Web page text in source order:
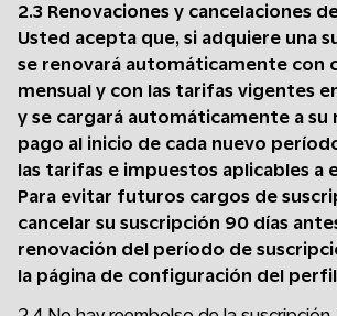
2.3 Renovaciones y cancelaciones
Usted acepta que, si adquiere una
se renovará automáticamente con
mensual y con las tarifas vigentes
y se cargará automáticamente a
pago al inicio de cada nuevo
las tarifas e impuestos aplicables a
Para evitar futuros cargos de
cancelar su suscripción 90 días
renovación del período de
la página de configuración del